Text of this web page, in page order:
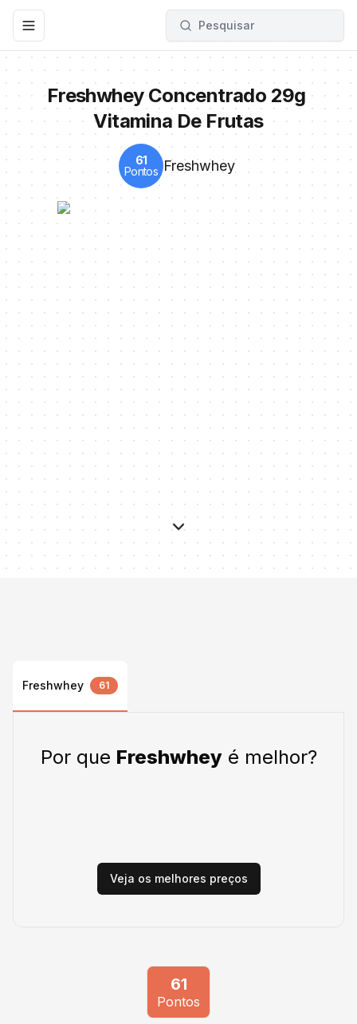
Toggle navigation menu Pesquisar
Freshwhey Concentrado 29g
Vitamina De Frutas
61
Pontos Freshwhey
Freshwhey 61
Por que Freshwhey é melhor?
Veja os melhores preços
61
Pontos